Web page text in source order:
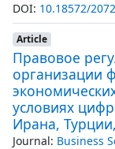
DOI: 10.18572/
Article
Правовое
организации
условиях
Ирана,
Journal: Business